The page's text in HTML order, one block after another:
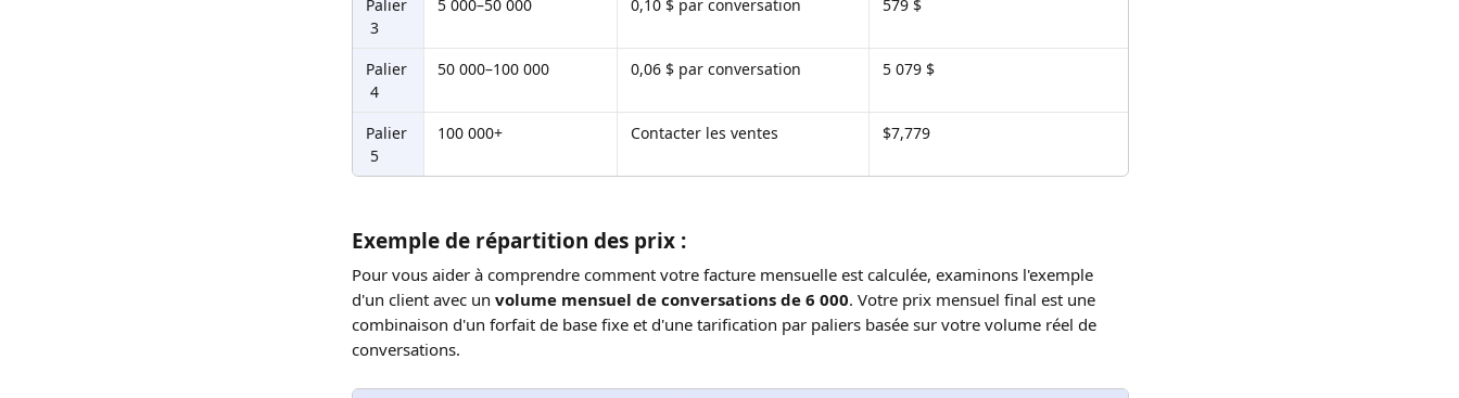
Palier
3
5 000–50 000 0,10 $ par conversation 579 $
Palier
4
50 000–100 000 0,06 $ par conversation 5 079 $
Palier
5
100 000+ Contacter les ventes $7,779
Exemple de répartition des prix :
Pour vous aider à comprendre comment votre facture mensuelle est calculée, examinons l'exemple
d'un client avec un volume mensuel de conversations de 6 000. Votre prix mensuel final est une
combinaison d'un forfait de base fixe et d'une tarification par paliers basée sur votre volume réel de
conversations.